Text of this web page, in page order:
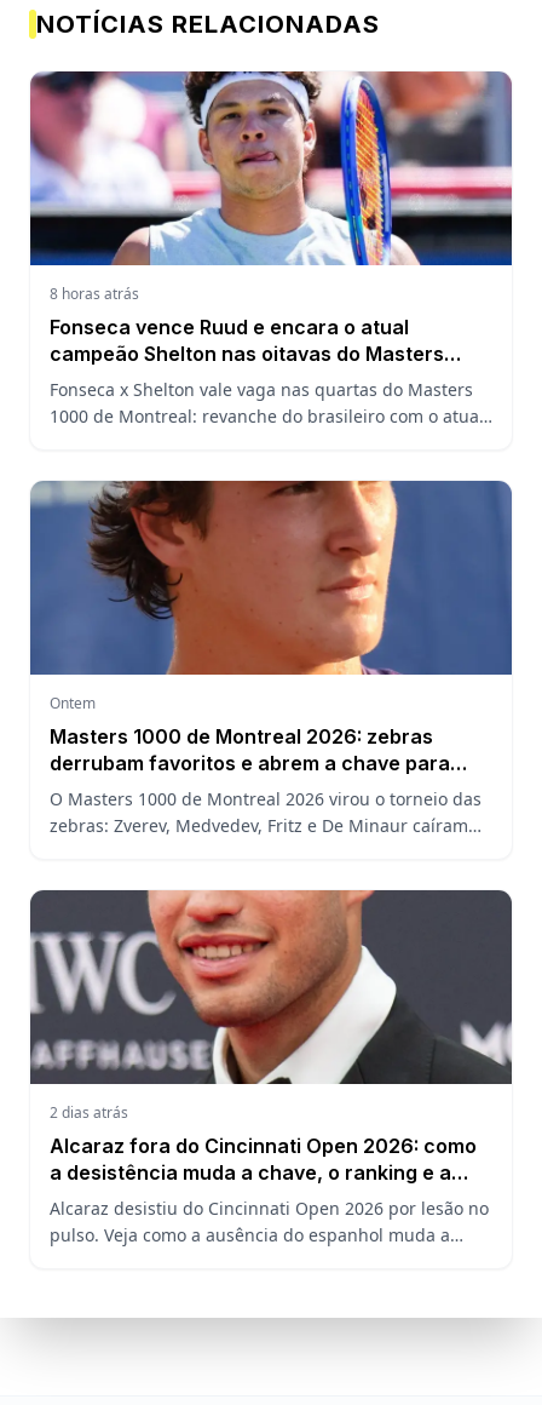
NOTÍCIAS RELACIONADAS
8 horas atrás
Fonseca vence Ruud e encara o atual
campeão Shelton nas oitavas do Masters
1000 de Montreal
Fonseca x Shelton vale vaga nas quartas do Masters
1000 de Montreal: revanche do brasileiro com o atual
Ontem
Masters 1000 de Montreal 2026: zebras
derrubam favoritos e abrem a chave para
João Fonseca
O Masters 1000 de Montreal 2026 virou o torneio das
zebras: Zverev, Medvedev, Fritz e De Minaur caíram
2 dias atrás
Alcaraz fora do Cincinnati Open 2026: como
a desistência muda a chave, o ranking e a
defesa do US Open
Alcaraz desistiu do Cincinnati Open 2026 por lesão no
pulso. Veja como a ausência do espanhol muda a